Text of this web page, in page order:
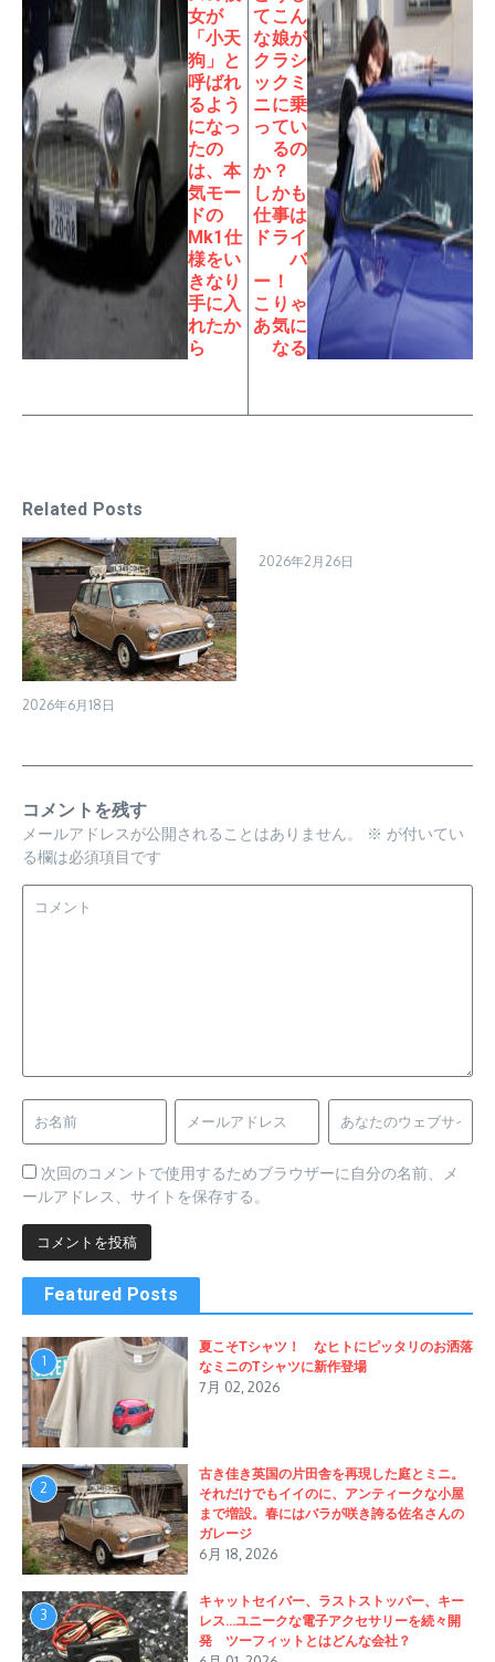
女が
「小天
狗」と
呼ばれ
るよう
になっ
たの
は、本
気モー
ドの
Mk1仕
様をい
きなり
手に入
れたか
ら
てこん
な娘が
クラシ
ックミ
ニに乗
ってい
るの
か？
しかも
仕事は
ドライ
バ
ー！
こりゃ
あ気に
なる
Related Posts
2026年6月18日
2026年2月26日
コメントを残す
メールアドレスが公開されることはありません。 ※ が付いてい
る欄は必須項目です
次回のコメントで使用するためブラウザーに自分の名前、メ
ールアドレス、サイトを保存する。
Featured Posts
1
夏こそTシャツ！ なヒトにピッタリのお洒落
なミニのTシャツに新作登場
7月 02, 2026
2
古き佳き英国の片田舎を再現した庭とミニ。
それだけでもイイのに、アンティークな小屋
まで増設。春にはバラが咲き誇る佐名さんの
ガレージ
6月 18, 2026
3
キャットセイバー、ラストストッパー、キー
レス…ユニークな電子アクセサリーを続々開
発 ツーフィットとはどんな会社？